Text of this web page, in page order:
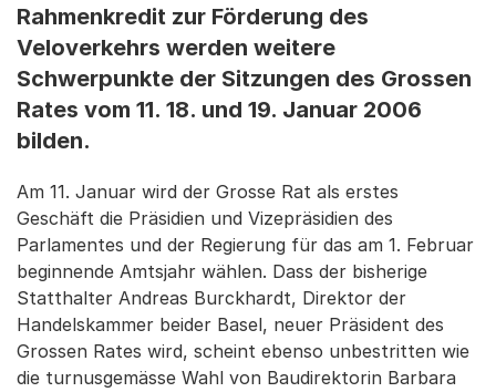
Rahmenkredit zur Förderung des
Veloverkehrs werden weitere
Schwerpunkte der Sitzungen des Grossen
Rates vom 11. 18. und 19. Januar 2006
bilden.
Am 11. Januar wird der Grosse Rat als erstes
Geschäft die Präsidien und Vizepräsidien des
Parlamentes und der Regierung für das am 1. Februar
beginnende Amtsjahr wählen. Dass der bisherige
Statthalter Andreas Burckhardt, Direktor der
Handelskammer beider Basel, neuer Präsident des
Grossen Rates wird, scheint ebenso unbestritten wie
die turnusgemässe Wahl von Baudirektorin Barbara